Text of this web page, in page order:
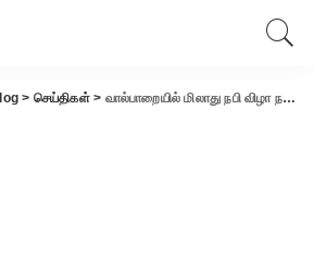
> செய்திகள்> வால்பாறையில் மிலாது நபி விழா நபிகள் நாயகத்தின் வாழ்க்கை பாடல்களை பாடி அசத்திய மதரஸா மாணவர்கள்..!